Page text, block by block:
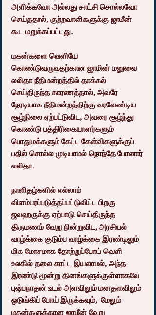
அளிக்கவோ அல்லது சாட்சி சொல்லவோ
செய்ததால், குற்றவாளிகளுக்கு ஜாமீன்
கூட மறுக்கப்பட்டது.
மகன்களை வெளியே
கொண்டுவருவதற்கான ஜாமின் மனுவை
லலிதா நீதிமன்றத்தில் தாக்கல்
செய்திருந்த காரணத்தால், அவரே
நேரடியாக நீதிமன்றத்திற்கு வரவேண்டிய
சூழ்நிலை ஏற்பட்டுவிட, அவரை சூழ்ந்து
கொண்டு பத்திரிகையாளர்களும்
பொதுமக்களும் கேட்ட கேள்விகளுக்குப்
பதில் சொல்ல முடியாமல் நொந்தே போனார்
லலிதா.
நாளிதழ்களில் எல்லாம்
விளம்பரப்படுத்தப்பட்டுவிட்ட பிறகு
ஜவஹருக்கு ஏற்பாடு செய்திருந்த
திருமணம் வேறு நின்றுவிட, அரசியல்
வாழ்க்கை குடும்ப வாழ்க்கை இரண்டிலும்
மிக மோசமாக தோற்றுப்போய் வெளி
உலகில் தலை காட்ட இயலாமல், அந்த
இரண்டு மூன்று தினங்களுக்குள்ளாகவே
புஷ்பநாதன் உடல் அளவிலும் மனதளவிலும்
ஒடுங்கிப் போய் இருக்கவும்,  மேலும்
மகன்களுக்கான ஜாமீன் வேறு